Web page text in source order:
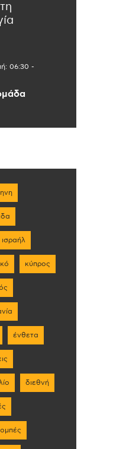
06:30 -
ισραήλ
κύπρος
ένθετα
διεθνή